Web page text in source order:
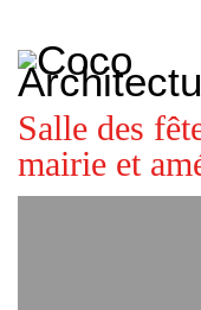
etc.
Salle des
mairie et